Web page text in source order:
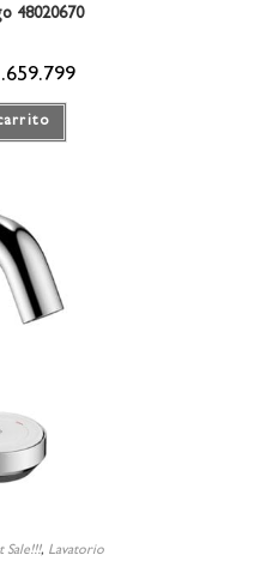
48020670
Sale!!!, Lavatorio